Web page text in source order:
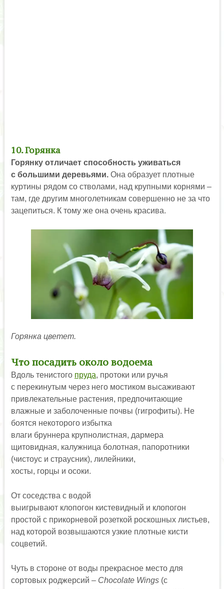
10. Горянка
Горянку отличает способность уживаться
с большими деревьями. Она образует плотные
куртины рядом со стволами, над крупными корнями –
там, где другим многолетникам совершенно не за что
зацепиться. К тому же она очень красива.
Горянка цветет.
Что посадить около водоема
Вдоль тенистого пруда, протоки или ручья
с перекинутым через него мостиком высаживают
привлекательные растения, предпочитающие
влажные и заболоченные почвы (гигрофиты). Не
боятся некоторого избытка
влаги бруннера крупнолистная, дармера
щитовидная, калужница болотная, папоротники
(чистоус и страусник), лилейники,
хосты, горцы и осоки.
От соседства с водой
выигрывают клопогон кистевидный и клопогон
простой с прикорневой розеткой роскошных листьев,
над которой возвышаются узкие плотные кисти
соцветий.
Чуть в стороне от воды прекрасное место для
сортовых роджерсий – Chocolate Wings(с